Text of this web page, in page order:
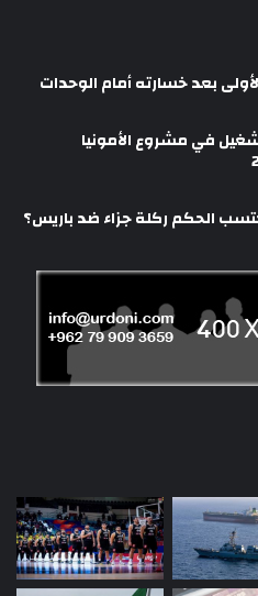
بعد خسارته أمام الوحدات
في مشروع الأمونيا
الحكم ركلة جزاء ضد باريس؟